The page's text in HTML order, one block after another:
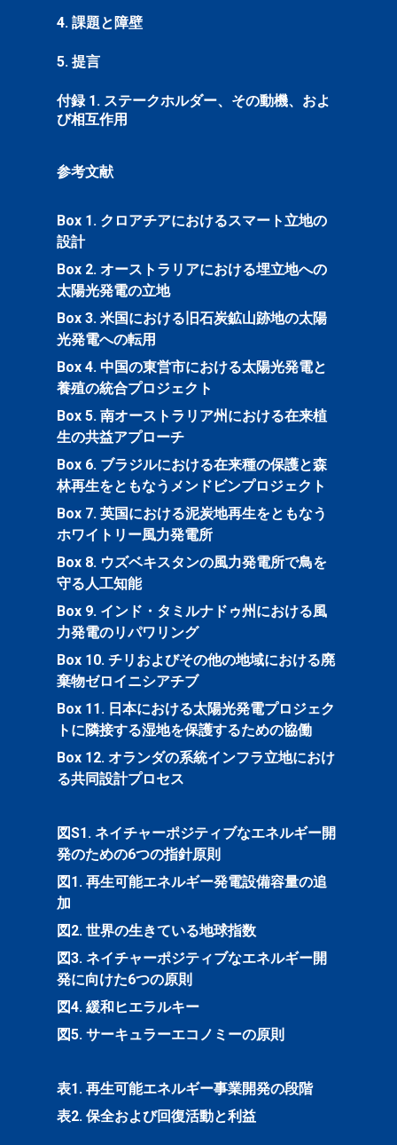
4. 課題と障壁
5. 提言
付録 1. ステークホルダー、その動機、およ
び相互作用
参考文献
Box 1. クロアチアにおけるスマート立地の
設計
Box 2. オーストラリアにおける埋立地への
太陽光発電の立地
Box 3. 米国における旧石炭鉱山跡地の太陽
光発電への転用
Box 4. 中国の東営市における太陽光発電と
養殖の統合プロジェクト
Box 5. 南オーストラリア州における在来植
生の共益アプローチ
Box 6. ブラジルにおける在来種の保護と森
林再生をともなうメンドビンプロジェクト
Box 7. 英国における泥炭地再生をともなう
ホワイトリー風力発電所
Box 8. ウズベキスタンの風力発電所で鳥を
守る人工知能
Box 9. インド・タミルナドゥ州における風
力発電のリパワリング
Box 10. チリおよびその他の地域における廃
棄物ゼロイニシアチブ
Box 11. 日本における太陽光発電プロジェク
トに隣接する湿地を保護するための協働
Box 12. オランダの系統インフラ立地におけ
る共同設計プロセス
図S1. ネイチャーポジティブなエネルギー開
発のための6つの指針原則
図1. 再生可能エネルギー発電設備容量の追
加
図2. 世界の生きている地球指数
図3. ネイチャーポジティブなエネルギー開
発に向けた6つの原則
図4. 緩和ヒエラルキー
図5. サーキュラーエコノミーの原則
表1. 再生可能エネルギー事業開発の段階
表2. 保全および回復活動と利益